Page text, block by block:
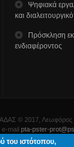
Ψηφιακά
και
Πρόσκληση
ενδιαφέροντος
© 2017, Λεωφόρος
e-mail pta-pster-
χρήσης – Προστασία
του ιστότοπου,